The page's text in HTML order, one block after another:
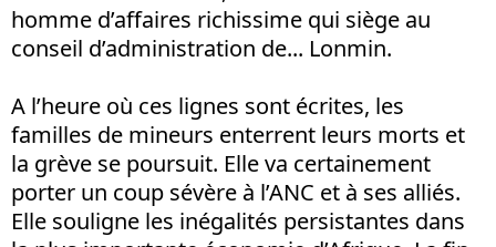
homme d’affaires richissime qui siège au
conseil d’administration de... Lonmin.
A l’heure où ces lignes sont écrites, les
familles de mineurs enterrent leurs morts et
la grève se poursuit. Elle va certainement
porter un coup sévère à l’ANC et à ses alliés.
Elle souligne les inégalités persistantes dans